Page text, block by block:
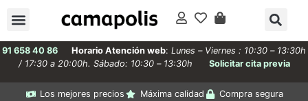
91 658 40 86 Horario Atención web: Lunes – Viernes : 10:30 – 13:30h
/ 17:30 a 20:00h. Sábado: 10:30 – 13:30h
Solicitar cita previa
Los mejores precios Máxima calidad
Compra segura